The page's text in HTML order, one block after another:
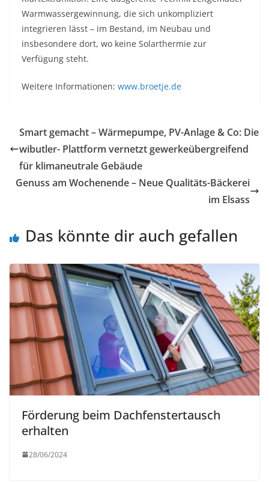
Warmwassergewinnung, die sich unkompliziert
integrieren lässt – im Bestand, im Neubau und
insbesondere dort, wo keine Solarthermie zur
Verfügung steht.
Weitere Informationen: www.broetje.de
Smart gemacht – Wärmepumpe, PV-Anlage & Co: Die
wibutler- Plattform vernetzt gewerkeübergreifend
für klimaneutrale Gebäude
Genuss am Wochenende – Neue Qualitäts-Bäckerei
im Elsass
Das könnte dir auch gefallen
Förderung beim Dachfenstertausch
erhalten
28/06/2024